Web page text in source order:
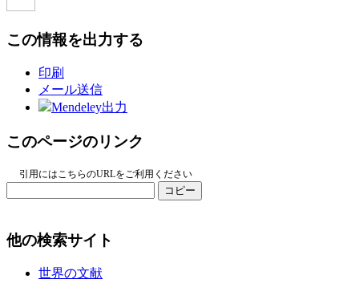
この情報を出力する
印刷
メール送信
Mendeley出力
このページのリンク
引用にはこちらのURLをご利用ください
コピー
他の検索サイト
世界の文献